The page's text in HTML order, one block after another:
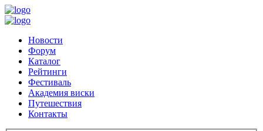
Новости
Форум
Каталог
Рейтинги
Фестиваль
Академия виски
Путешествия
Контакты